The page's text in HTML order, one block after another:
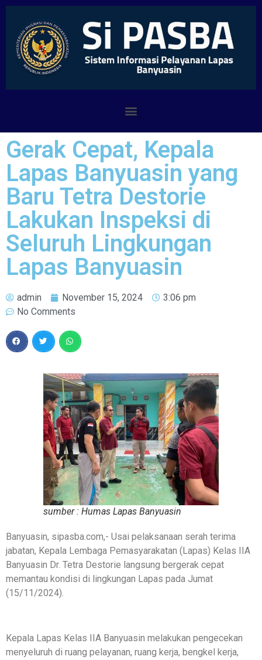
Gerak Cepat, Kepala
Lapas Banyuasin yang
Baru Tetra Destorie
Lakukan Inspeksi di
Seluruh Lingkungan
Lapas Banyuasin
admin November 15, 2024
3:06 pm
No Comments
sumber : Humas Lapas Banyuasin
Banyuasin, sipasba.com,- Usai pelaksanaan serah terima
jabatan, Kepala Lembaga Pemasyarakatan (Lapas) Kelas IIA
Banyuasin Dr. Tetra Destorie langsung bergerak cepat
memantau kondisi di lingkungan Lapas pada Jumat
(15/11/2024).
Kepala Lapas Kelas IIA Banyuasin melakukan pengecekan
menyeluruh di ruang pelayanan, ruang kerja, bengkel kerja,